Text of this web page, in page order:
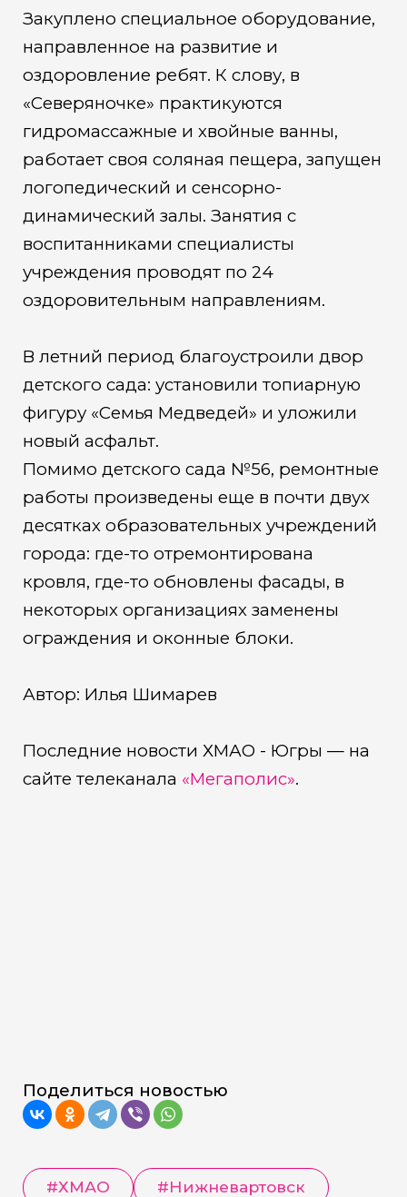
Закуплено специальное оборудование,
направленное на развитие и
оздоровление ребят. К слову, в
«Северяночке» практикуются
гидромассажные и хвойные ванны,
работает своя соляная пещера, запущен
логопедический и сенсорно-
динамический залы. Занятия с
воспитанниками специалисты
учреждения проводят по 24
оздоровительным направлениям.
В летний период благоустроили двор
детского сада: установили топиарную
фигуру «Семья Медведей» и уложили
новый асфальт.
Помимо детского сада №56, ремонтные
работы произведены еще в почти двух
десятках образовательных учреждений
города: где-то отремонтирована
кровля, где-то обновлены фасады, в
некоторых организациях заменены
ограждения и оконные блоки.
Автор: Илья Шимарев
Последние новости ХМАО - Югры — на
сайте телеканала «Мегаполис».
Поделиться новостью
#ХМАО #Нижневартовск